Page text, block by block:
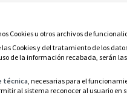
Cookies u otros archivos de
Cookies y del tratamiento de los
de la información recabada, serán
técnica, necesarias para el
al sistema reconocer al usuario en